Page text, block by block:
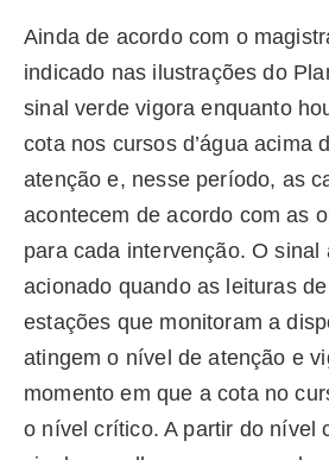
Ainda de acordo com o
indicado nas ilustrações do
sinal verde vigora enquanto
cota nos cursos d’água acima
atenção e, nesse período, as
acontecem de acordo com as
para cada intervenção. O sinal
acionado quando as leituras
estações que monitoram a
atingem o nível de atenção e
momento em que a cota no
o nível crítico. A partir do nível